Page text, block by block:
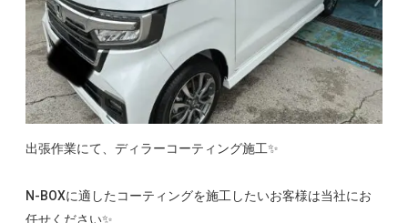
出張作業にて、ディラーコーティング施工✨
N-BOXに適したコーティングを施工したいお客様は当社にお
任せください✨